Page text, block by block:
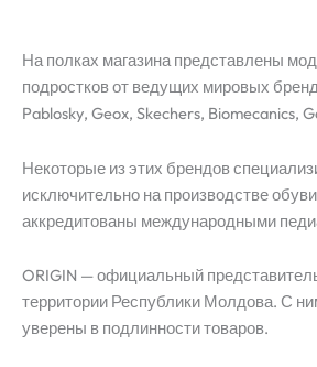
На полках магазина представлены
подростков от ведущих мировых
Pablosky, Geox, Skechers, Biomecanics,
Некоторые из этих брендов
исключительно на производстве
аккредитованы международными
ORIGIN — официальный
территории Республики Молдова. С
уверены в подлинности товаров.